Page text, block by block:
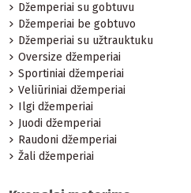
Džemperiai su gobtuvu
Džemperiai be gobtuvo
Džemperiai su užtrauktuku
Oversize džemperiai
Sportiniai džemperiai
Veliūriniai džemperiai
Ilgi džemperiai
Juodi džemperiai
Raudoni džemperiai
Žali džemperiai